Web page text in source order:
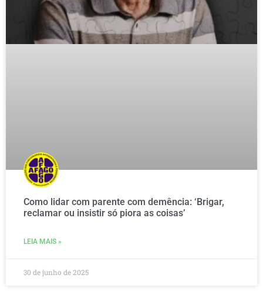
Como lidar com parente com demência: ‘Brigar,
reclamar ou insistir só piora as coisas’
LEIA MAIS »
30 de junho de 2025